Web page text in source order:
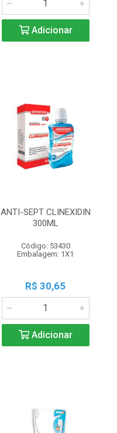
Adicionar
ANTI-SEPT CLINEXIDIN
300ML
Código: 53430
Embalagem: 1X1
R$ 30,65
Adicionar